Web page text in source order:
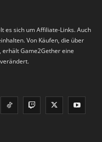
es sich um Affiliate-Links. Auch
Von Käufen, die über
Game2Gether eine